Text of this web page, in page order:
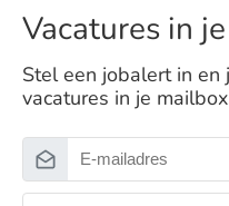
Vacatures in
Stel een jobalert in
vacatures in je